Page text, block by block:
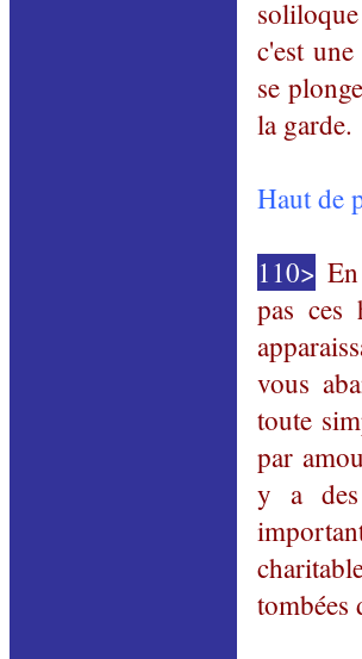
c'est
se
la garde.
Haut de
110>
pas ces
vous
toute
par
y a des
tombées